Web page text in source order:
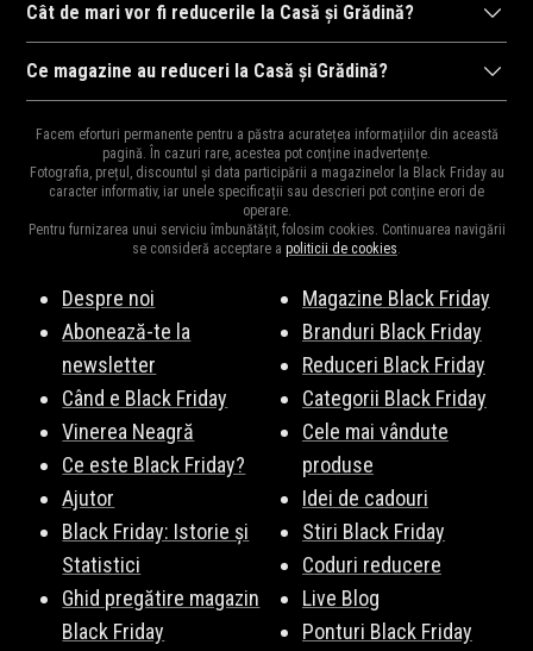
Cât de mari vor fi reducerile la Casă și Grădină?
După cum ne-am obișnuit în anii trecuți,magazinele
pot ajunge și la 95% și cu siguranță vor fi cele mai mari reduceri
din an și e perioada ideală pentru a cumpăra cadourile de
Craciun,Moș Nicolae sau zile de nașterepentru cei dragi.
Ce magazine au reduceri la Casă și Grădină?
pentru destocaj, de aceea și oferta bogată în reduceri.
Principalele magazine cu reduceri la Casă și Grădină sunt:
MatHaus by Arabesque
Micul Meseriaș ,SCANDIshop,Joom, și multe altele.
Facem eforturi permanente pentru a păstra acuratețea informațiilor din această
pagină. În cazuri rare, acestea pot conține inadvertențe.
Fotografia, prețul, discountul și data participării a magazinelor la Black Friday au
caracter informativ, iar unele specificații sau descrieri pot conține erori de
operare.
Pentru furnizarea unui serviciu îmbunătățit, folosim cookies. Continuarea navigării
se consideră acceptare a politicii de cookies.
Despre noi
Abonează-te la
newsletter
Când e Black Friday
Vinerea Neagră
Ce este Black Friday?
Ajutor
Black Friday: Istorie și
Statistici
Ghid pregătire magazin
Black Friday
Magazine Black Friday
Branduri Black Friday
Reduceri Black Friday
Categorii Black Friday
Cele mai vândute
produse
Idei de cadouri
Stiri Black Friday
Coduri reducere
Live Blog
Ponturi Black Friday